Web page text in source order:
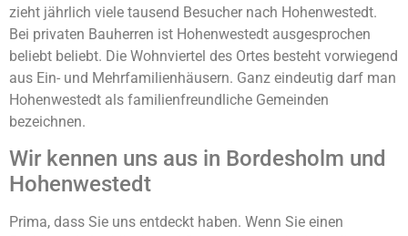
zieht jährlich viele tausend Besucher nach Hohenwestedt.
Bei privaten Bauherren ist Hohenwestedt ausgesprochen
beliebt beliebt. Die Wohnviertel des Ortes besteht vorwiegend
aus Ein- und Mehrfamilienhäusern. Ganz eindeutig darf man
Hohenwestedt als familienfreundliche Gemeinden
bezeichnen.
Wir kennen uns aus in Bordesholm und
Hohenwestedt
Prima, dass Sie uns entdeckt haben. Wenn Sie einen